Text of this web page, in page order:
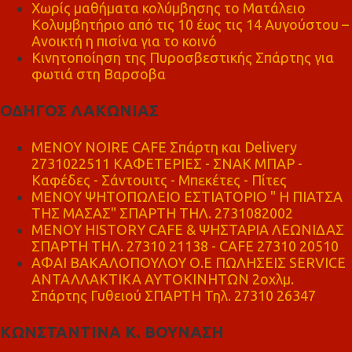
Χωρίς μαθήματα κολύμβησης το Ματάλειο
Κολυμβητήριο από τις 10 έως τις 14 Αυγούστου –
Ανοικτή η πισίνα για το κοινό
Κινητοποίηση της Πυροσβεστικής Σπάρτης για
φωτιά στη Βαρσοβα
ΟΔΗΓΟΣ ΛΑΚΩΝΙΑΣ
MENOY NOIRE CAFE Σπάρτη και Delivery
2731022511 ΚΑΦΕΤΕΡΙΕΣ - ΣΝΑΚ ΜΠΑΡ -
Καφέδες - Σάντουιτς - Μπεκέτες - Πίτες
ΜΕΝΟΥ ΨΗΤΟΠΩΛΕΙΟ ΕΣΤΙΑΤΟΡΙΟ " Η ΠΙΑΤΣΑ
ΤΗΣ ΜΑΣΑΣ" ΣΠΑΡΤΗ ΤΗΛ. 2731082002
ΜΕΝΟΥ HISTORY CAFE & ΨΗΣΤΑΡΙΑ ΛΕΩΝΙΔΑΣ
ΣΠΑΡΤΗ ΤΗΛ. 27310 21138 - CAFE 27310 20510
ΑΦΑΙ ΒΑΚΑΛΟΠΟΥΛΟΥ Ο.Ε ΠΩΛΗΣΕΙΣ SERVICE
ΑΝΤΑΛΛΑΚΤΙΚΑ ΑΥΤΟΚΙΝΗΤΩΝ 2οχλμ.
Σπάρτης Γυθειού ΣΠΑΡΤΗ Τηλ. 27310 26347
ΚΩΝΣΤΑΝΤΙΝΑ Κ. ΒΟΥΝΑΣΗ